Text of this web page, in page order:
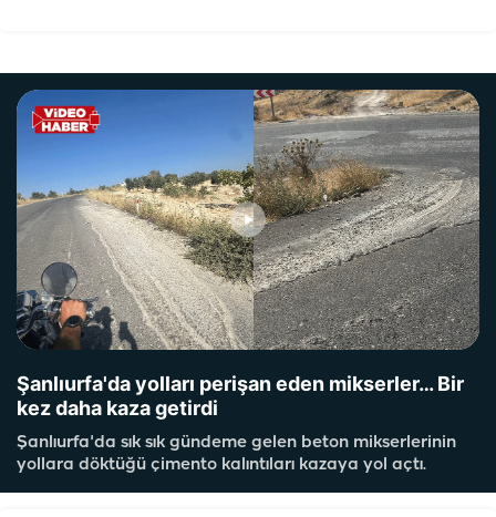
Şanlıurfa'da yolları perişan eden mikserler… Bir
kez daha kaza getirdi
Şanlıurfa'da sık sık gündeme gelen beton mikserlerinin
yollara döktüğü çimento kalıntıları kazaya yol açtı.